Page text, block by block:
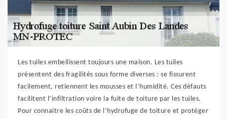
Les tuiles embellissent toujours une maison. Les tuiles
présentent des fragilités sous forme diverses : se fissurent
facilement, retiennent les mousses et l’humidité. Ces défauts
facilitent l’infiltration voire la fuite de toiture par les tuiles.
Pour connaitre les coûts de l’hydrofuge de toiture et protéger